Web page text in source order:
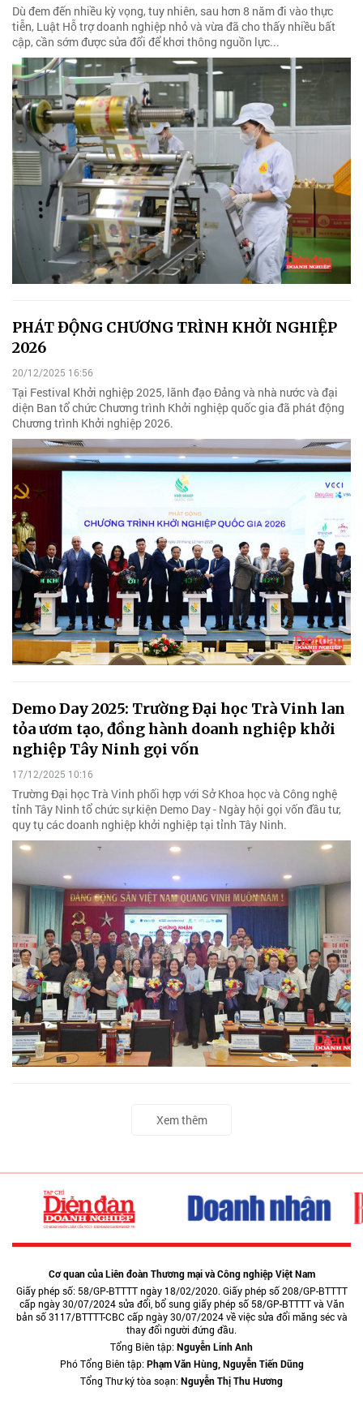
Dù đem đến nhiều kỳ vọng, tuy nhiên, sau hơn 8 năm đi vào thực
tiễn, Luật Hỗ trợ doanh nghiệp nhỏ và vừa đã cho thấy nhiều bất
cập, cần sớm được sửa đổi để khơi thông nguồn lực...
PHÁT ĐỘNG CHƯƠNG TRÌNH KHỞI NGHIỆP
2026
20/12/2025 16:56
Tại Festival Khởi nghiệp 2025, lãnh đạo Đảng và nhà nước và đại
diện Ban tổ chức Chương trình Khởi nghiệp quốc gia đã phát động
Chương trình Khởi nghiệp 2026.
Demo Day 2025: Trường Đại học Trà Vinh lan
tỏa ươm tạo, đồng hành doanh nghiệp khởi
nghiệp Tây Ninh gọi vốn
17/12/2025 10:16
Trường Đại học Trà Vinh phối hợp với Sở Khoa học và Công nghệ
tỉnh Tây Ninh tổ chức sự kiện Demo Day - Ngày hội gọi vốn đầu tư,
quy tụ các doanh nghiệp khởi nghiệp tại tỉnh Tây Ninh.
Xem thêm
Cơ quan của Liên đoàn Thương mại và Công nghiệp Việt Nam
Giấy phép số: 58/GP-BTTTT ngày 18/02/2020. Giấy phép số 208/GP-BTTTT
cấp ngày 30/07/2024 sửa đổi, bổ sung giấy phép số 58/GP-BTTTT và Văn
bản số 3117/BTTTT-CBC cấp ngày 30/07/2024 về việc sửa đổi măng séc và
thay đổi người đứng đầu.
Tổng Biên tập:Nguyễn Linh Anh
Phó Tổng Biên tập:Phạm Văn Hùng, Nguyễn Tiến Dũng
Tổng Thư ký tòa soạn:Nguyễn Thị Thu Hương